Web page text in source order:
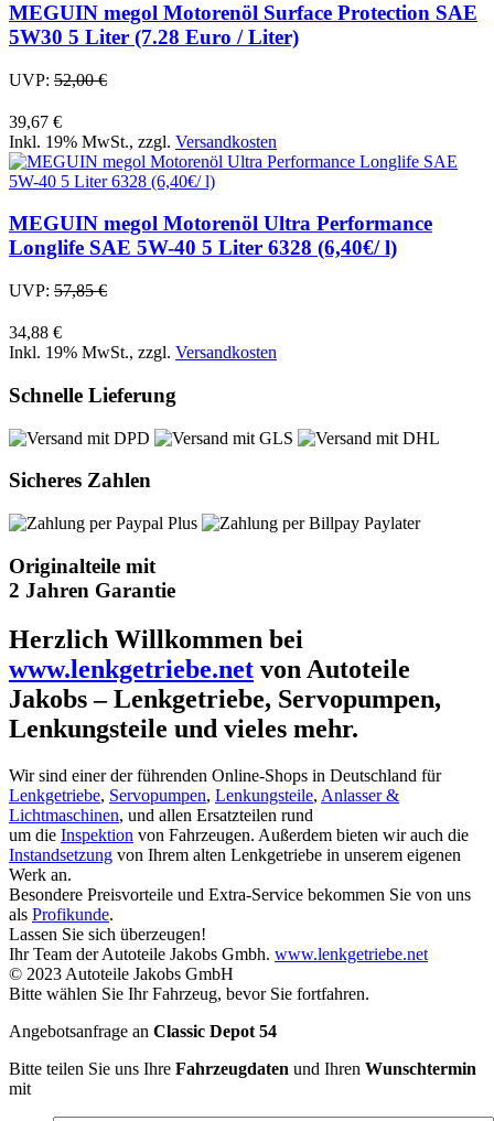
MEGUIN megol Motorenöl Surface Protection SAE
5W30 5 Liter (7.28 Euro / Liter)
UVP: 52,00 €
39,67 €
Inkl. 19% MwSt., zzgl. Versandkosten
MEGUIN megol Motorenöl Ultra Performance
Longlife SAE 5W-40 5 Liter 6328 (6,40€/ l)
UVP: 57,85 €
34,88 €
Inkl. 19% MwSt., zzgl. Versandkosten
Schnelle Lieferung
Sicheres Zahlen
Originalteile mit
2 Jahren Garantie
Herzlich Willkommen bei
www.lenkgetriebe.net von Autoteile
Jakobs – Lenkgetriebe, Servopumpen,
Lenkungsteile und vieles mehr.
Wir sind einer der führenden Online-Shops in Deutschland für
Lenkgetriebe, Servopumpen, Lenkungsteile, Anlasser &
Lichtmaschinen, und allen Ersatzteilen rund
um die Inspektion von Fahrzeugen. Außerdem bieten wir auch die
Instandsetzung von Ihrem alten Lenkgetriebe in unserem eigenen
Werk an.
Besondere Preisvorteile und Extra-Service bekommen Sie von uns
als Profikunde.
Lassen Sie sich überzeugen!
Ihr Team der Autoteile Jakobs Gmbh. www.lenkgetriebe.net
© 2023 Autoteile Jakobs GmbH
Bitte wählen Sie Ihr Fahrzeug, bevor Sie fortfahren.
Angebotsanfrage an Classic Depot 54
Bitte teilen Sie uns Ihre Fahrzeugdaten und Ihren Wunschtermin
mit